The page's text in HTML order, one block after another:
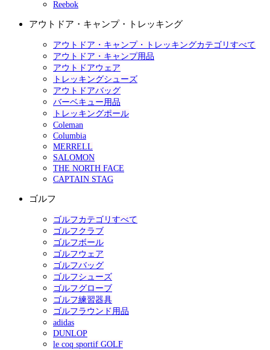
Reebok
アウトドア・キャンプ・トレッキング
アウトドア・キャンプ・トレッキングカテゴリすべて
アウトドア・キャンプ用品
アウトドアウェア
トレッキングシューズ
アウトドアバッグ
バーベキュー用品
トレッキングポール
Coleman
Columbia
MERRELL
SALOMON
THE NORTH FACE
CAPTAIN STAG
ゴルフ
ゴルフカテゴリすべて
ゴルフクラブ
ゴルフボール
ゴルフウェア
ゴルフバッグ
ゴルフシューズ
ゴルフグローブ
ゴルフ練習器具
ゴルフラウンド用品
adidas
DUNLOP
le coq sportif GOLF